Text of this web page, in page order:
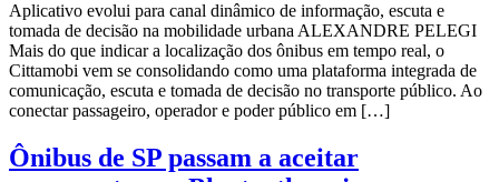
Aplicativo evolui para canal dinâmico de informação, escuta e
tomada de decisão na mobilidade urbana ALEXANDRE PELEGI
Mais do que indicar a localização dos ônibus em tempo real, o
Cittamobi vem se consolidando como uma plataforma integrada de
comunicação, escuta e tomada de decisão no transporte público. Ao
conectar passageiro, operador e poder público em […]
Ônibus de SP passam a aceitar